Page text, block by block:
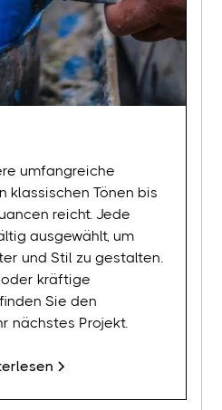
umfangreiche
klassischen Tönen bis
reicht. Jede
ausgewählt, um
und Stil zu gestalten.
kräftige
Sie den
nächstes Projekt.